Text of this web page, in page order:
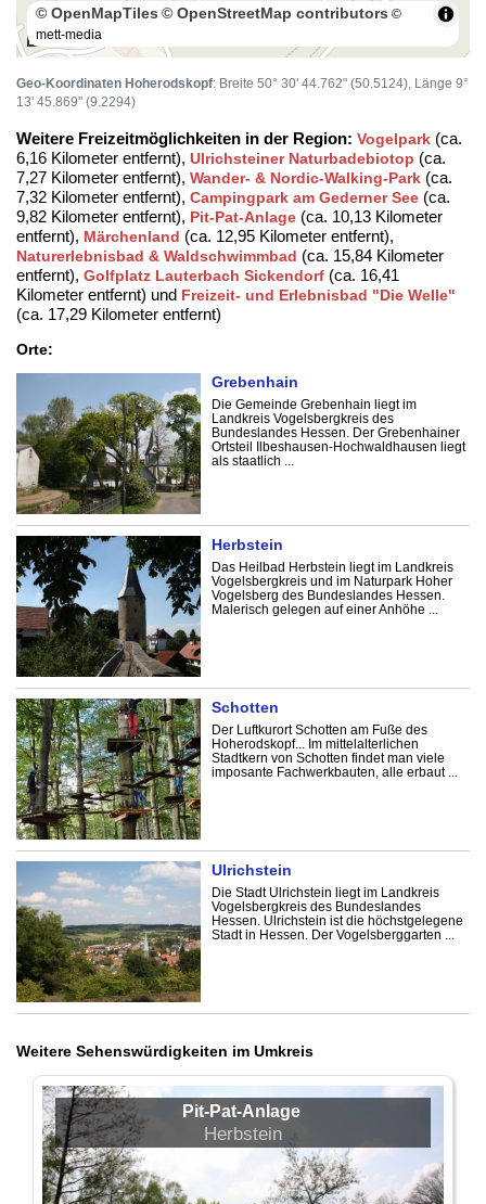
100 m
© OpenMapTiles © OpenStreetMap contributors ©
mett-media
Geo-Koordinaten Hoherodskopf: Breite 50° 30' 44.762" (50.5124), Länge 9°
13' 45.869" (9.2294)
Weitere Freizeitmöglichkeiten in der Region: Vogelpark (ca.
6,16 Kilometer entfernt), Ulrichsteiner Naturbadebiotop (ca.
7,27 Kilometer entfernt), Wander- & Nordic-Walking-Park (ca.
7,32 Kilometer entfernt), Campingpark am Gederner See (ca.
9,82 Kilometer entfernt), Pit-Pat-Anlage (ca. 10,13 Kilometer
entfernt), Märchenland (ca. 12,95 Kilometer entfernt),
Naturerlebnisbad & Waldschwimmbad (ca. 15,84 Kilometer
entfernt), Golfplatz Lauterbach Sickendorf (ca. 16,41
Kilometer entfernt) und Freizeit- und Erlebnisbad "Die Welle"
(ca. 17,29 Kilometer entfernt)
Orte:
Grebenhain
Die Gemeinde Grebenhain liegt im
Landkreis Vogelsbergkreis des
Bundeslandes Hessen. Der Grebenhainer
Ortsteil Ilbeshausen-Hochwaldhausen liegt
als staatlich ...
Herbstein
Das Heilbad Herbstein liegt im Landkreis
Vogelsbergkreis und im Naturpark Hoher
Vogelsberg des Bundeslandes Hessen.
Malerisch gelegen auf einer Anhöhe ...
Schotten
Der Luftkurort Schotten am Fuße des
Hoherodskopf... Im mittelalterlichen
Stadtkern von Schotten findet man viele
imposante Fachwerkbauten, alle erbaut ...
Ulrichstein
Die Stadt Ulrichstein liegt im Landkreis
Vogelsbergkreis des Bundeslandes
Hessen. Ulrichstein ist die höchstgelegene
Stadt in Hessen. Der Vogelsberggarten ...
Weitere Sehenswürdigkeiten im Umkreis
Pit-Pat-Anlage
Herbstein